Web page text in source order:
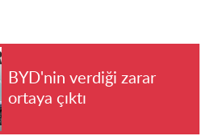
BYD'nin verdiği zarar
ortaya çıktı